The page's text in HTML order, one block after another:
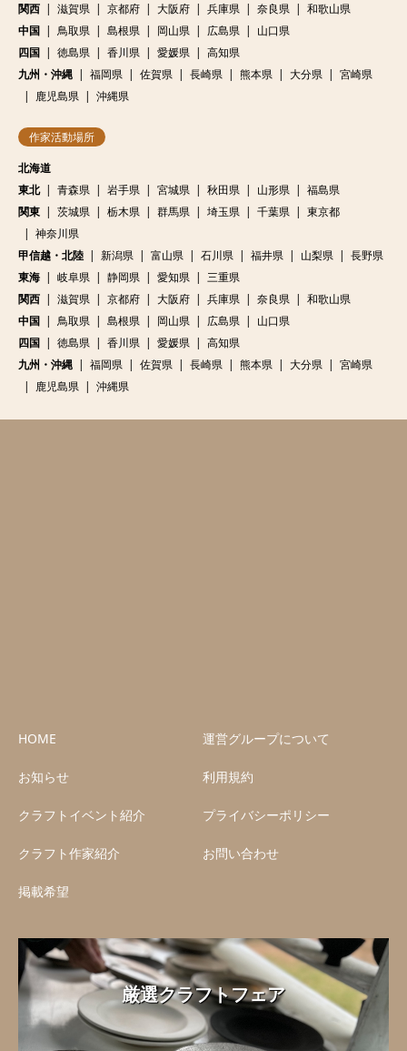
関西
滋賀県 京都府 大阪府 兵庫県 奈良県
和歌山県
中国
鳥取県 島根県 岡山県 広島県
山口県
四国
徳島県 香川県 愛媛県
高知県
九州・沖縄
福岡県 佐賀県 長崎県 熊本県 大分県
宮崎県
鹿児島県
沖縄県
作家活動場所
北海道
東北
青森県 岩手県 宮城県 秋田県 山形県
福島県
関東
茨城県 栃木県 群馬県 埼玉県 千葉県
東京都
神奈川県
甲信越・北陸
新潟県 富山県 石川県 福井県 山梨県
長野県
東海
岐阜県 静岡県 愛知県
三重県
関西
滋賀県 京都府 大阪府 兵庫県 奈良県
和歌山県
中国
鳥取県 島根県 岡山県 広島県
山口県
四国
徳島県 香川県 愛媛県
高知県
九州・沖縄
福岡県 佐賀県 長崎県 熊本県 大分県
宮崎県
鹿児島県
沖縄県
HOME
お知らせ
クラフトイベント紹介
クラフト作家紹介
掲載希望
運営グループについて
利用規約
プライバシーポリシー
お問い合わせ
厳選クラフトフェア